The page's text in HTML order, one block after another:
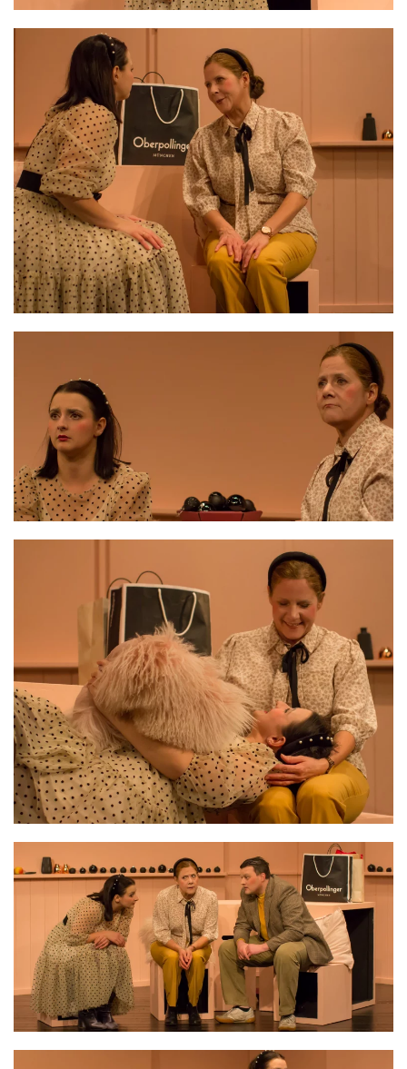
VERGRÖSSERN
VERGRÖSSERN
VERGRÖSSERN